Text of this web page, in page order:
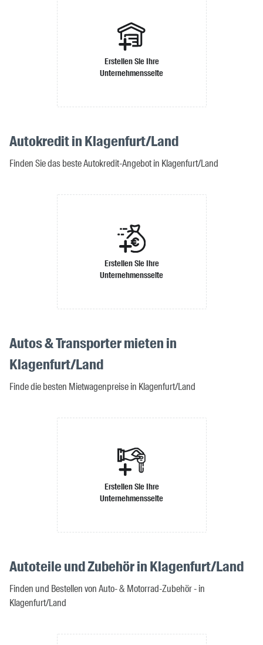
Erstellen Sie Ihre
Unternehmensseite
Autokredit in Klagenfurt/Land
Finden Sie das beste Autokredit-Angebot in Klagenfurt/Land
Erstellen Sie Ihre
Unternehmensseite
Autos & Transporter mieten in
Klagenfurt/Land
Finde die besten Mietwagenpreise in Klagenfurt/Land
Erstellen Sie Ihre
Unternehmensseite
Autoteile und Zubehör in Klagenfurt/Land
Finden und Bestellen von Auto- & Motorrad-Zubehör - in
Klagenfurt/Land